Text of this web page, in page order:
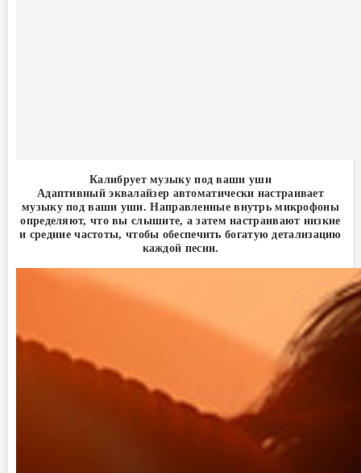
Калибрует музыку под ваши уши
Адаптивный эквалайзер автоматически настраивает
музыку под ваши уши. Направленные внутрь микрофоны
определяют, что вы слышите, а затем настраивают низкие
и средние частоты, чтобы обеспечить богатую детализацию
каждой песни.